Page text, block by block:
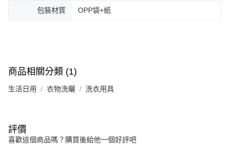
包裝材質 OPP袋+紙
商品相關分類 (1)
生活日用 衣物洗曬 洗衣用具
評價
喜歡這個商品嗎？購買後給他一個好評吧